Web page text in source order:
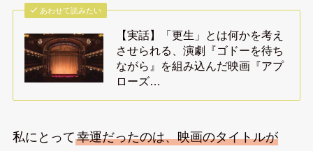
あわせて読みたい
【実話】「更生」とは何かを考え
させられる、演劇『ゴドーを待ち
ながら』を組み込んだ映画『アプ
ローズ…
私にとって幸運だったのは、映画のタイトルが